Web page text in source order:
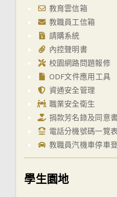
教育雲信箱
教職員工信箱
請購系統
內控聲明書
校園網路問題報修
ODF文件應用工具
資通安全管理
職業安全衛生
捐款芳名錄及同意書
電話分機號碼一覽表
教職員汽機車停車
學生園地